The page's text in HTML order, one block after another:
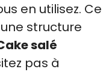
en utilisez. Ce
structure
salé
pas à